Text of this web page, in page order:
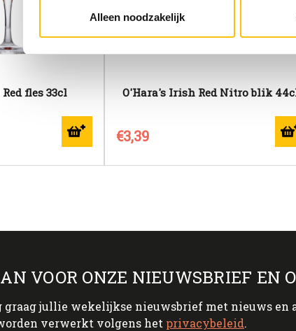
Alleen noodzakelijk
fles 33cl O'Hara's Irish Red Nitro blik
€3,39
VOOR ONZE NIEUWSBRIEF EN
graag jullie wekelijkse nieuwsbrief met nieuws en
verwerkt volgens het privacybeleid.